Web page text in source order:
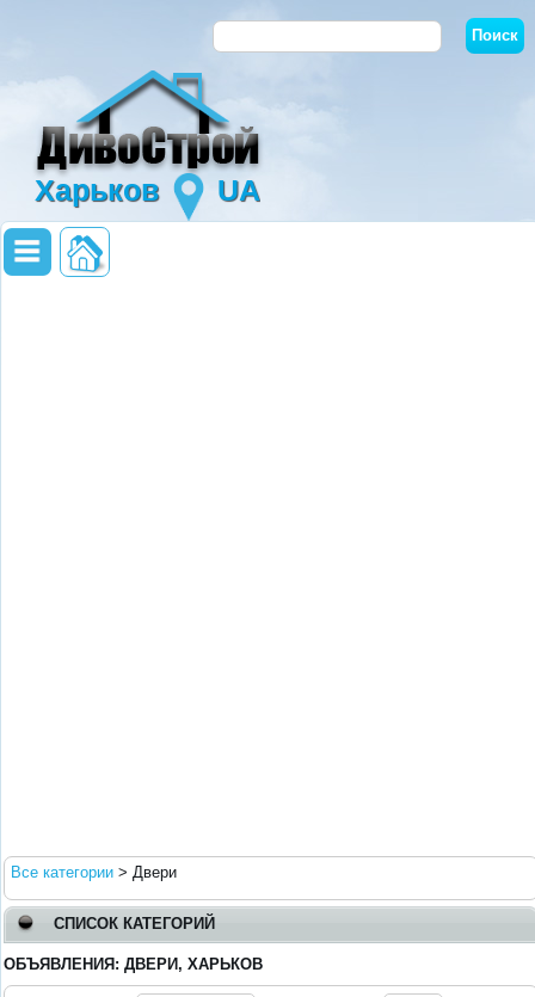
Харьков UA
Все категории > Двери
СПИСОК КАТЕГОРИЙ
ОБЪЯВЛЕНИЯ: ДВЕРИ, ХАРЬКОВ